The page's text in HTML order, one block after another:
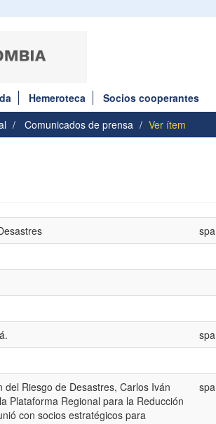
Hemeroteca
Socios cooperantes
Comunicados de prensa Ver ítem
spa
spa
Riesgo de Desastres, Carlos Iván
Plataforma Regional para la Reducción
con socios estratégicos para
spa